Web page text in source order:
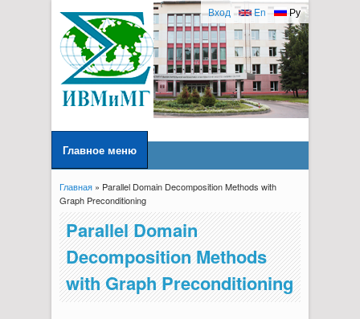
Ру
En
Вход
Главное меню
Вы здесь
Главная» Parallel Domain Decomposition Methods with
Graph Preconditioning
Parallel Domain
Decomposition Methods
with Graph Preconditioning